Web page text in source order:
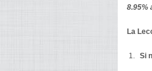
8.95%
La
1. Si